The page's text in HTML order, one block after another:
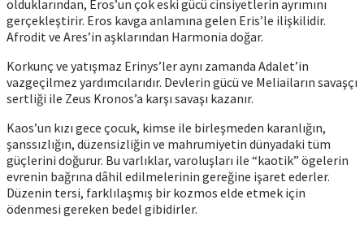
olduklarından, Eros’un çok eski gücü cinsiyetlerin ayrımını
gerçekleştirir. Eros kavga anlamına gelen Eris’le ilişkilidir.
Afrodit ve Ares’in aşklarından Harmonia doğar.
Korkunç ve yatışmaz Erinys’ler aynı zamanda Adalet’in
vazgeçilmez yardımcılarıdır. Devlerin gücü ve Meliaiların savaşçı
sertliği ile Zeus Kronos’a karşı savaşı kazanır.
Kaos’un kızı gece çocuk, kimse ile birleşmeden karanlığın,
şanssızlığın, düzensizliğin ve mahrumiyetin dünyadaki tüm
güçlerini doğurur. Bu varlıklar, varoluşları ile “kaotik” ögelerin
evrenin bağrına dâhil edilmelerinin gereğine işaret ederler.
Düzenin tersi, farklılaşmış bir kozmos elde etmek için
ödenmesi gereken bedel gibidirler.